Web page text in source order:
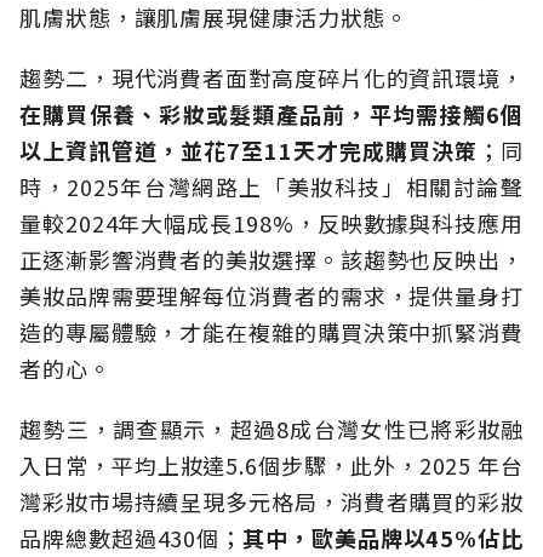
肌膚狀態，讓肌膚展現健康活力狀態。
趨勢二，現代消費者面對高度碎片化的資訊環境，
在購買保養、彩妝或髮類產品前，平均需接觸6個
以上資訊管道，並花7至11天才完成購買決策 ；同
時，2025年台灣網路上「美妝科技」相關討論聲
量較2024年大幅成長198%，反映數據與科技應用
正逐漸影響消費者的美妝選擇。該趨勢也反映出，
美妝品牌需要理解每位消費者的需求，提供量身打
造的專屬體驗，才能在複雜的購買決策中抓緊消費
者的心。
趨勢三，調查顯示，超過8成台灣女性已將彩妝融
入日常，平均上妝達5.6個步驟，此外，2025 年台
灣彩妝市場持續呈現多元格局，消費者購買的彩妝
品牌總數超過430個；其中，歐美品牌以45%佔比